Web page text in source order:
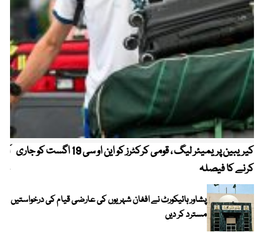
کیریبین پریمیئر لیگ ، قومی کرکٹرز کو این او سی 19 اگست کو جاری
کرنے کا فیصلہ
پشاور ہائیکورٹ نے افغان شہریوں کی عارضی قیام کی درخواستیں
مسترد کر دیں